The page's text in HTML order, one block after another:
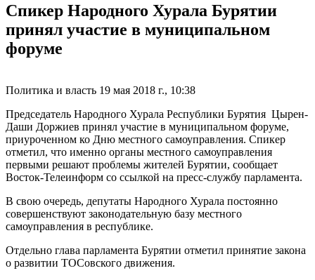
Спикер Народного Хурала Бурятии
принял участие в муниципальном
форуме
Политика и власть 19 мая 2018 г., 10:38
Председатель Народного Хурала Республики Бурятия Цырен-
Даши Доржиев принял участие в муниципальном форуме,
приуроченном ко Дню местного самоуправления. Спикер
отметил, что именно органы местного самоуправления
первыми решают проблемы жителей Бурятии, сообщает
Восток-Телеинформ со ссылкой на пресс-службу парламента.
В свою очередь, депутаты Народного Хурала постоянно
совершенствуют законодательную базу местного
самоуправления в республике.
Отдельно глава парламента Бурятии отметил принятие закона
о развитии ТОСовского движения.